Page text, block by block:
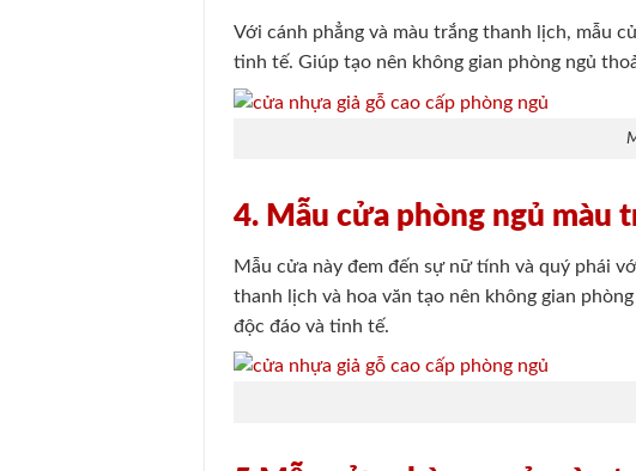
Với cánh phẳng và màu trắng thanh lịch, mẫu
tinh tế. Giúp tạo nên không gian phòng ngủ
4. Mẫu cửa phòng ngủ màu
Mẫu cửa này đem đến sự nữ tính và quý phái
thanh lịch và hoa văn tạo nên không gian
độc đáo và tinh tế.